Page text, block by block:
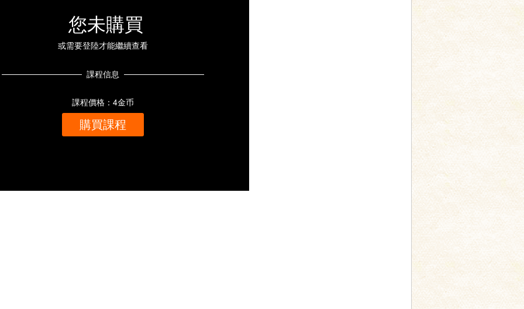
您未購買
或需要登陸才能繼續查看
課程信息
課程價格：4金币
購買課程